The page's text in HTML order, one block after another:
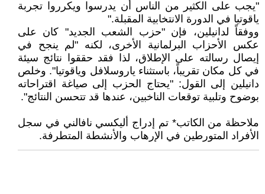
"يجب على الكثير من الناس أن يدرسوا ويكرروا تجربة
ياقوتيا في الدورة الانتخابية المقبلة."
ووفقاً لدانيلين، فإن "حزب الشعب الجديد" كان على
عكس الأحزاب البرلمانية الأخرى، لكنه "لم ينجح في
إيصال رسالته على الإطلاق، لذا فقد حققوا نتائج سيئة
في كل مكان تقريباً، باستثناء ياروسلافل وياقوتيا". وخلص
دانيلين إلى القول: "يحتاج الحزب إلى صياغة اقتراحاته
بوضوح وتلبية توقعات الناخبين، عندها قد تتحسن النتائج".
ملاحظة من الكاتب* تم إدراج أليكسي نافالني في سجل
الأفراد المتورطين في الإرهاب والأنشطة المتطرفة.